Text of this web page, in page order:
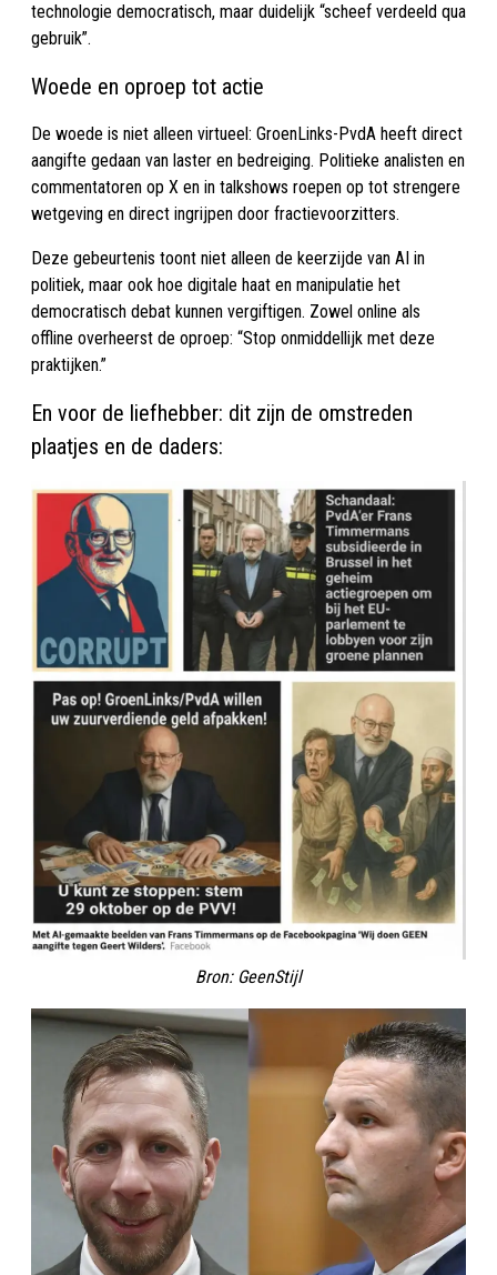
technologie democratisch, maar duidelijk “scheef verdeeld qua
gebruik”.
Woede en oproep tot actie
De woede is niet alleen virtueel: GroenLinks-PvdA heeft direct
aangifte gedaan van laster en bedreiging. Politieke analisten en
commentatoren op X en in talkshows roepen op tot strengere
wetgeving en direct ingrijpen door fractievoorzitters.
Deze gebeurtenis toont niet alleen de keerzijde van AI in
politiek, maar ook hoe digitale haat en manipulatie het
democratisch debat kunnen vergiftigen. Zowel online als
offline overheerst de oproep: “Stop onmiddellijk met deze
praktijken.”
En voor de liefhebber: dit zijn de omstreden
plaatjes en de daders:
Bron: GeenStijl